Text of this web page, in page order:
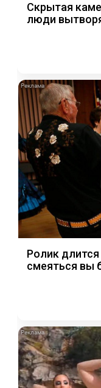
Скрытая
люди
Ролик
смеяться вы